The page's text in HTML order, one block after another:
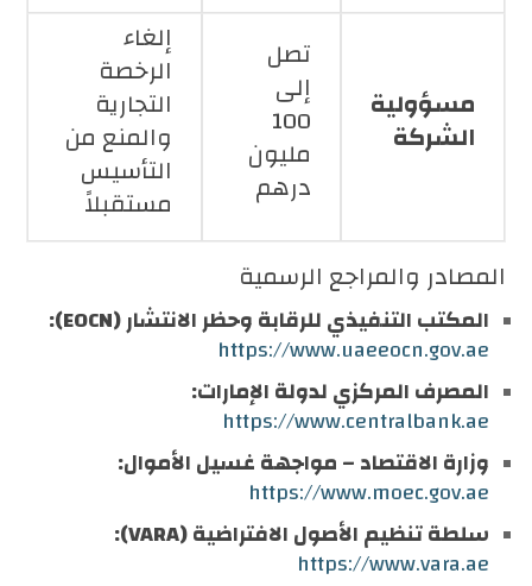
مسؤولية
الشركة
تصل
إلى
100
مليون
درهم
إلغاء
الرخصة
التجارية
والمنع من
التأسيس
مستقبلاً
المصادر والمراجع الرسمية
المكتب التنفيذي للرقابة وحظر الانتشار (EOCN):
https://www.uaeeocn.gov.ae
المصرف المركزي لدولة الإمارات:
https://www.centralbank.ae
وزارة الاقتصاد – مواجهة غسيل الأموال:
https://www.moec.gov.ae
سلطة تنظيم الأصول الافتراضية (VARA):
https://www.vara.ae